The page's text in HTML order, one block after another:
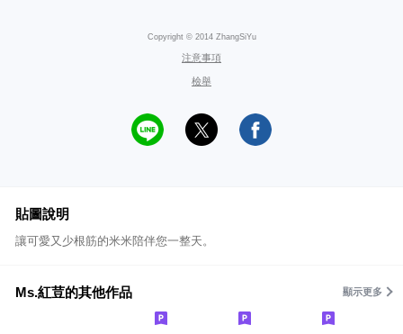
Copyright © 2014 ZhangSiYu
注意事項
檢舉
貼圖說明
讓可愛又少根筋的米米陪伴您一整天。
Ms.紅荳的其他作品 顯示更多